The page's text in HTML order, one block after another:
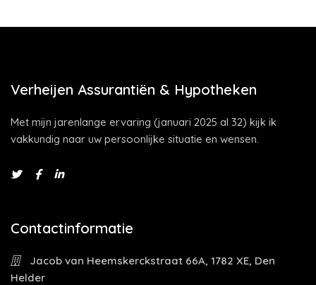
Verheijen Assurantiën & Hypotheken
Met mijn jarenlange ervaring (januari 2025 al 32) kijk ik
vakkundig naar uw persoonlijke situatie en wensen.
Contactinformatie
Jacob van Heemskerckstraat 66A, 1782 XE, Den
Helder